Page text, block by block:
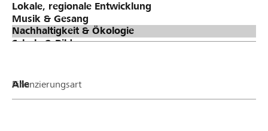
Finanzierungsart